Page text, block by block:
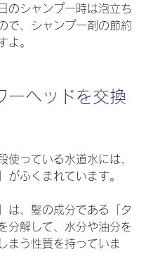
のシャンプー時は泡立ち
で、シャンプー剤の節約
よ。
ヘッドを交換
使っている水道水には、
がふくまれています。
は、髪の成分である「タ
分解して、水分や油分を
まう性質を持っていま